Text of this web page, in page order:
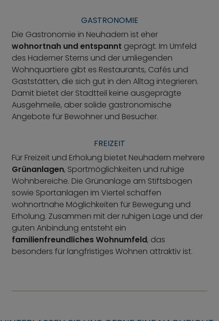
GASTRONOMIE
Die Gastronomie in Neuhadern ist eher
wohnortnah und entspannt geprägt. Im Umfeld
des Haderner Sterns und der umliegenden
Wohnquartiere gibt es Restaurants, Cafés und
Gaststätten, die sich gut in den Alltag integrieren.
Damit bietet der Stadtteil keine ausgeprägte
Ausgehmeile, aber solide gastronomische
Angebote für Bewohner und Besucher.
FREIZEIT
Für Freizeit und Erholung bietet Neuhadern mehrere
Grünanlagen, Sportmöglichkeiten und ruhige
Wohnbereiche. Die Grünanlage am Stiftsbogen
sowie Sportanlagen im Viertel schaffen
wohnortnahe Möglichkeiten für Bewegung und
Erholung. Zusammen mit der ruhigen Lage und der
guten Anbindung entsteht ein
familienfreundliches Wohnumfeld, das
besonders für langfristiges Wohnen attraktiv ist.